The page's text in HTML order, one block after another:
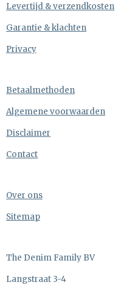
Levertijd & verzendkosten
Garantie & klachten
Privacy
Betaalmethoden
Algemene voorwaarden
Disclaimer
Contact
Over ons
Sitemap
The Denim Family BV
Langstraat 3-4